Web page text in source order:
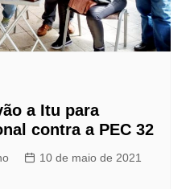
a Itu para
contra a PEC 32
10 de maio de 2021